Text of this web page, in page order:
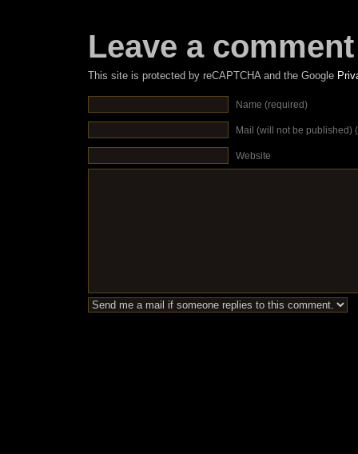
Leave a comment
This site is protected by reCAPTCHA and the Google
Name (required)
Mail (will not be published)
Website